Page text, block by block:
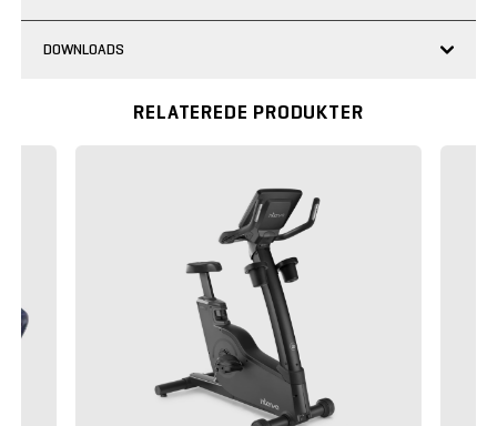
DOWNLOADS
RELATEREDE PRODUKTER